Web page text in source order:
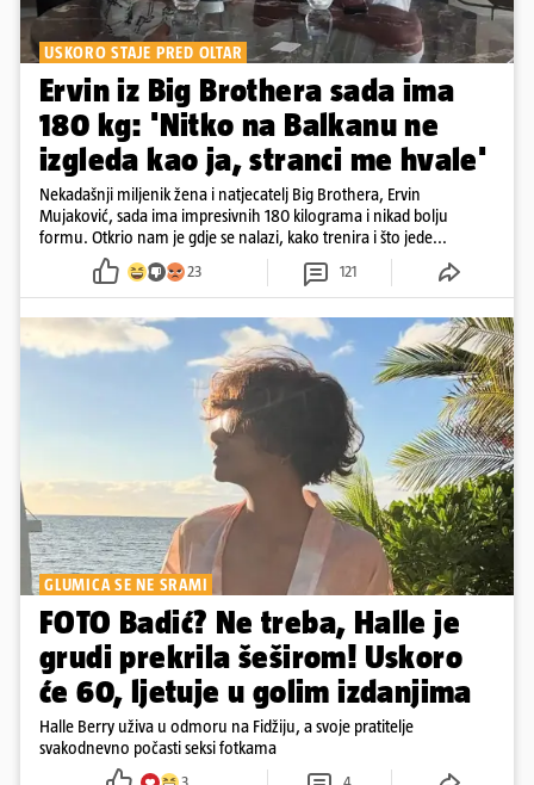
USKORO STAJE PRED OLTAR
Ervin iz Big Brothera sada ima
180 kg: 'Nitko na Balkanu ne
izgleda kao ja, stranci me hvale'
Nekadašnji miljenik žena i natjecatelj Big Brothera, Ervin
Mujaković, sada ima impresivnih 180 kilograma i nikad bolju
formu. Otkrio nam je gdje se nalazi, kako trenira i što jede...
23 121
GLUMICA SE NE SRAMI
FOTO Badić? Ne treba, Halle je
grudi prekrila šeširom! Uskoro
će 60, ljetuje u golim izdanjima
Halle Berry uživa u odmoru na Fidžiju, a svoje pratitelje
svakodnevno počasti seksi fotkama